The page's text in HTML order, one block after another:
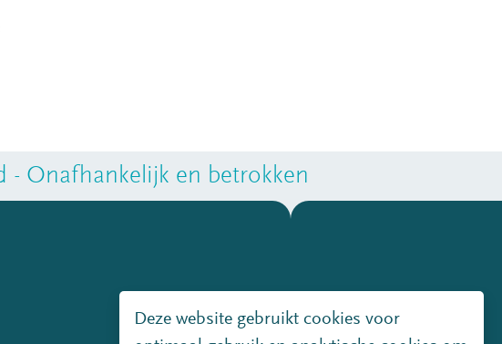
Deze website gebruikt cookies voor
- Onafhankelijk en betrokken